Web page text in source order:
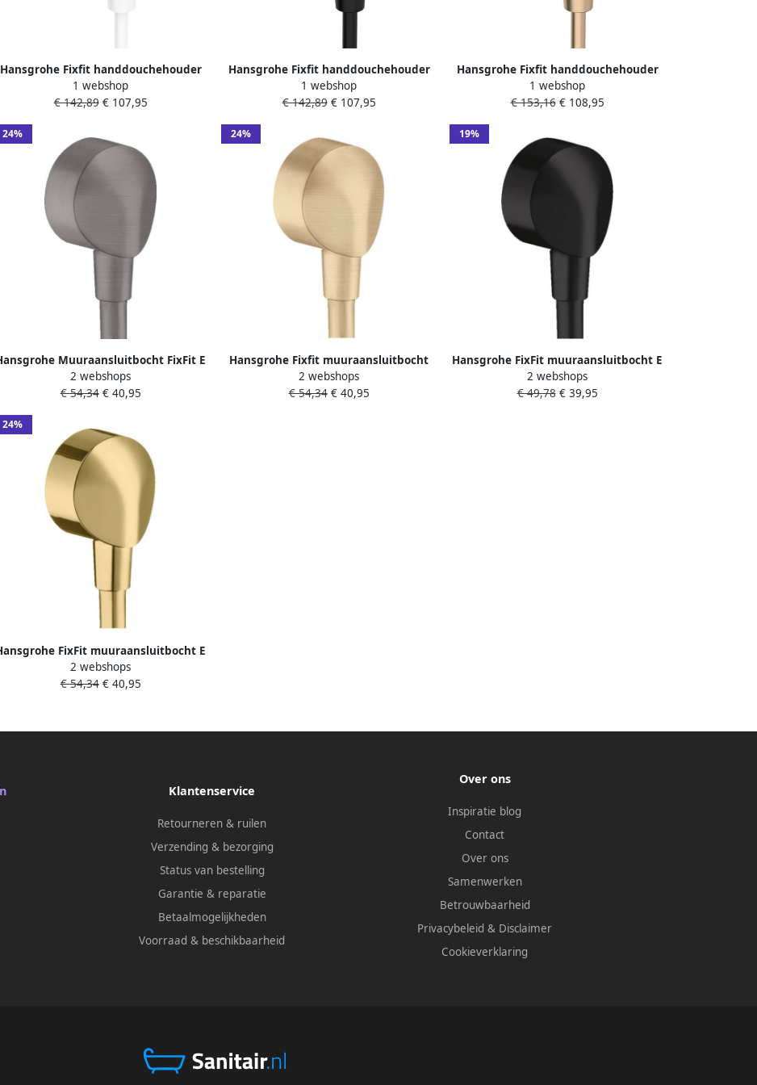
Hansgrohe Fixfit handdouchehouder
incl. muuraansluitbocht mat wit
26889700
1 webshop
€ 142,89€ 107,95
Hansgrohe Fixfit handdouchehouder
incl. muuraansluitbocht mat zwart
26889670
1 webshop
€ 142,89€ 107,95
Hansgrohe Fixfit handdouchehouder
incl.aansluitbocht Brushed Bronze
26889140
1 webshop
€ 153,16€ 108,95
24%
Muuraansluitbocht FixFit E
Zonder Terugslagklep Geborsteld
Zwart Chroom
2 webshops
€ 54,34€ 40,95
24%
Hansgrohe Fixfit muuraansluitbocht
zonder terugslagklep brushed bronze
27454140
2 webshops
€ 54,34€ 40,95
19%
Hansgrohe FixFit muuraansluitbocht E
zonder terugslagklep mat zwart
2 webshops
€ 49,78€ 39,95
24%
FixFit muuraansluitbocht E
zonder terugslagklep Polished Gold
Optic
2 webshops
€ 54,34€ 40,95
Klantenservice
Retourneren & ruilen
Verzending & bezorging
Status van bestelling
Garantie & reparatie
Betaalmogelijkheden
Voorraad & beschikbaarheid
Over ons
Inspiratie blog
Contact
Over ons
Samenwerken
Betrouwbaarheid
Privacybeleid & Disclaimer
Cookieverklaring